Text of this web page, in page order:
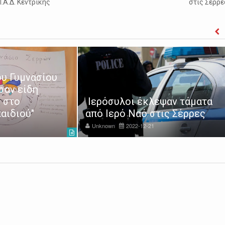
Κεντρικής
στις
Γυμνασίου
είδη
στο
Ιερόσυλοι έκλεψαν τάματα
από Ιερό Ναό στις Σέρρες
Unknown 2022-12-21